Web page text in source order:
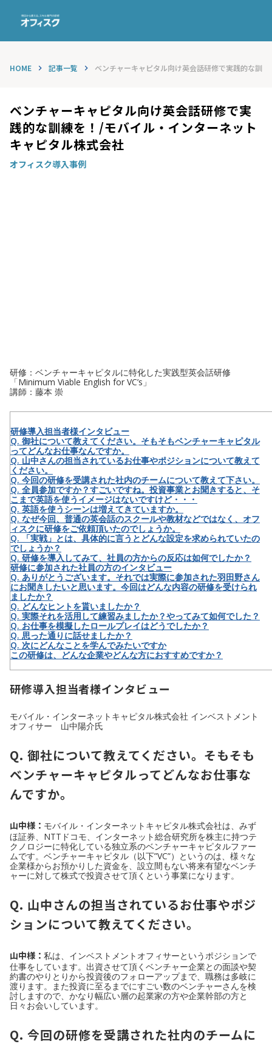
HOME keyboard_arrow_right 記事一覧 keyboard_arrow_right ベンチャーキャピタル向け英会話研修で実践的な訓練
ベンチャーキャピタル向け英会話研修で実
践的な訓練を！/モバイル・インターネット
キャピタル株式会社
オフィスク導入事例
研修：ベンチャーキャピタルに特化した実践型英会話研修
「Minimum Viable English for VC’s」
講師：藤本 崇
研修導入担当者様インタビュー
Q. 御社について教えてください。そもそもベンチャーキャピタル
ってどんなお仕事なんですか。
Q. 山中さんの担当されているお仕事やポジションについて教えて
ください。
Q. 今回の研修を受講された社内のチームについて教えて下さい。
Q. 全員参加ですか？すごいですね。投資事業とお聞きすると、そ
こまで英語を使うイメージはないですけど・・・
Q. 英語を使うシーンは増えてきていますか。
Q. なぜ今回、普通の英会話のスクールや教材などではなく、オフ
ィスクに研修をご依頼頂いたのでしょうか。
Q. 「実戦」とは、具体的に言うとどんな設定を求められていたの
でしょうか？
Q. 研修を導入してみて、社員の方からの反応は如何でしたか？
研修に参加された社員の方のインタビュー
Q. ありがとうございます。それでは実際に参加された羽田野さん
にお聞きしたいと思います。今回はどんな内容の研修を受けられ
ましたか？
Q. どんなヒントを貰いましたか？
Q. 実際それを活用して練習みましたか？やってみて如何でした？
Q. お仕事を模擬したロールプレイはどうでしたか？
Q. 思った通りに話せましたか？
Q. 次にどんなことを学んでみたいですか
この研修は、どんな企業やどんな方におすすめですか？
研修導入担当者様インタビュー
モバイル・インターネットキャピタル株式会社 インベストメント
オフィサー 山中陽介氏
Q. 御社について教えてください。そもそも
ベンチャーキャピタルってどんなお仕事な
んですか。
山中様： モバイル・インターネットキャピタル株式会社は、みず
ほ証券、NTTドコモ、インターネット総合研究所を株主に持つテ
クノロジーに特化している独立系のベンチャーキャピタルファー
ムです。ベンチャーキャピタル（以下”VC”）というのは、様々な
企業様からお預かりした資金を、設立間もない将来有望なベンチ
ャーに対して株式で投資させて頂くという事業になります。
Q. 山中さんの担当されているお仕事やポジ
ションについて教えてください。
山中様： 私は、インベストメントオフィサーというポジションで
仕事をしています。出資させて頂くベンチャー企業との面談や契
約書のやりとりから投資後のフォローアップまで、職務は多岐に
渡ります。また投資に至るまでにすごい数のベンチャーさんを検
討しますので、かなり幅広い層の起業家の方や企業幹部の方と
日々お会いしています。
Q. 今回の研修を受講された社内のチームに